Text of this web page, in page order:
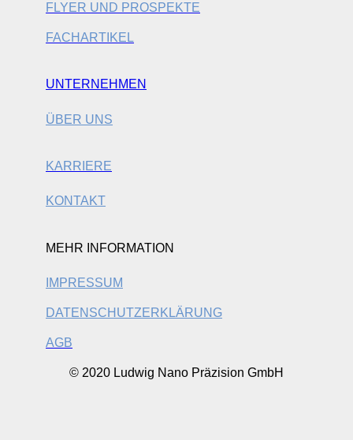
FLYER UND PROSPEKTE
FACHARTIKEL
UNTERNEHMEN
ÜBER UNS
KARRIERE
KONTAKT
MEHR INFORMATION
IMPRESSUM
DATENSCHUTZERKLÄRUNG
AGB
© 2020 Ludwig Nano Präzision GmbH